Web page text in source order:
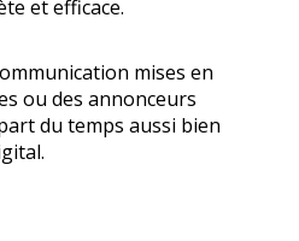
et efficace.
mises en
ou des annonceurs
du temps aussi bien